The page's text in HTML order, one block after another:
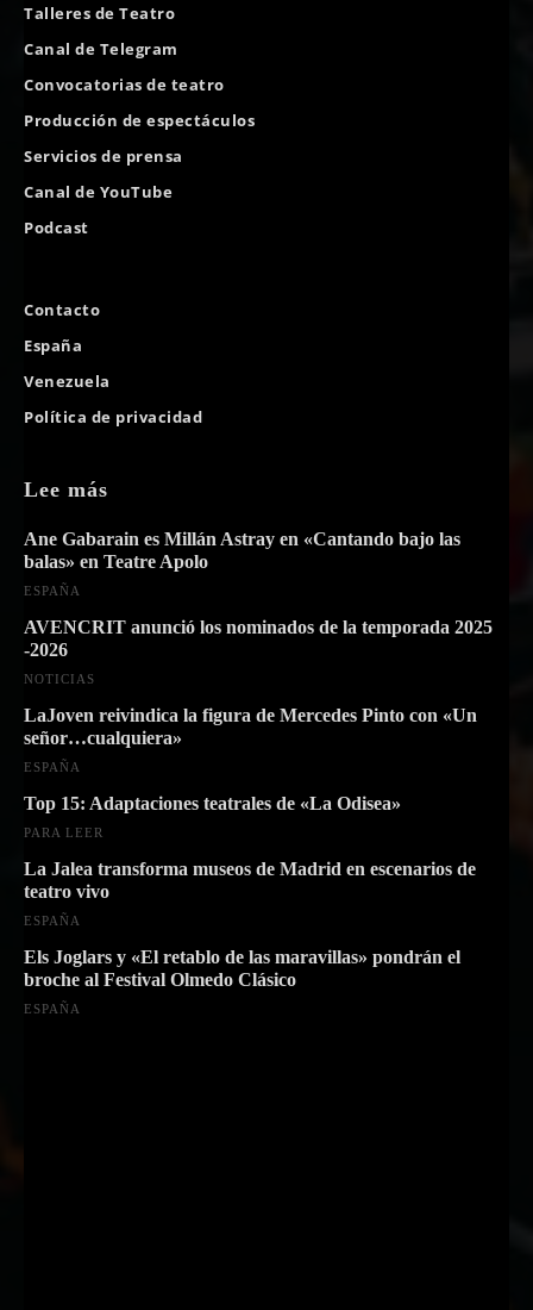
Talleres de Teatro
Canal de Telegram
Convocatorias de teatro
Producción de espectáculos
Servicios de prensa
Canal de YouTube
Podcast
Contacto
España
Venezuela
Política de privacidad
Lee más
Ane Gabarain es Millán Astray en «Cantando bajo las
balas» en Teatre Apolo
ESPAÑA
AVENCRIT anunció los nominados de la temporada 2025
-2026
NOTICIAS
LaJoven reivindica la figura de Mercedes Pinto con «Un
señor…cualquiera»
ESPAÑA
Top 15: Adaptaciones teatrales de «La Odisea»
PARA LEER
La Jalea transforma museos de Madrid en escenarios de
teatro vivo
ESPAÑA
Els Joglars y «El retablo de las maravillas» pondrán el
broche al Festival Olmedo Clásico
ESPAÑA